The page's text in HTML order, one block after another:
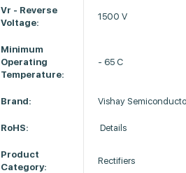
Vr - Reverse
Voltage:
1500 V
Minimum
Operating
Temperature:
- 65 C
Brand: Vishay
RoHS: Details
Product
Category:
Rectifiers